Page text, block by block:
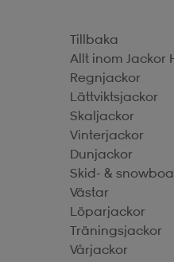
Tillbaka
Allt inom Jackor
Regnjackor
Lättviktsjackor
Skaljackor
Vinterjackor
Dunjackor
Skid- &
Västar
Löparjackor
Träningsjackor
Vårjackor